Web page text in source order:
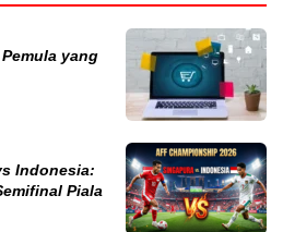
yang
Indonesia:
Piala